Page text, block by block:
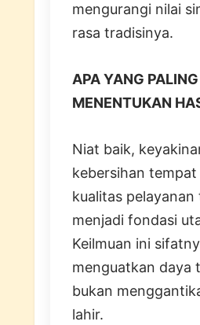
mengurangi nilai
rasa tradisinya.
APA YANG PALING
MENENTUKAN
Niat baik,
kebersihan tempat
kualitas pelayanan
menjadi fondasi
Keilmuan ini
menguatkan daya
bukan
lahir.